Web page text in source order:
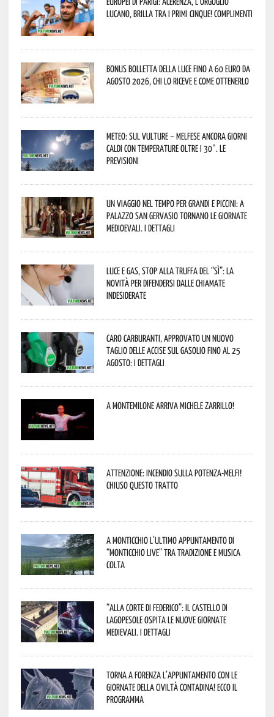
lucano, brilla tra i primi cinque! Complimenti
Bonus bolletta della luce fino a 60 euro da
agosto 2026, chi lo riceve e come ottenerlo
Meteo: sul Vulture – melfese ancora giorni
caldi con temperature oltre i 30°. Le
previsioni
Un viaggio nel tempo per grandi e piccini: a
Palazzo San Gervasio tornano le Giornate
Medioevali. I dettagli
Luce e gas, stop alla truffa del “Sì”: la
novità per difendersi dalle chiamate
indesiderate
Caro carburanti, approvato un nuovo
taglio delle accise sul gasolio fino al 25
agosto: i dettagli
A Montemilone arriva Michele Zarrillo!
Attenzione: incendio sulla Potenza-Melfi!
Chiuso questo tratto
A Monticchio l’ultimo appuntamento di
“Monticchio Live” tra tradizione e musica
colta
“Alla corte di Federico”: il Castello di
Lagopesole ospita le nuove Giornate
Medievali. I dettagli
Torna a Forenza l’appuntamento con le
Giornate della Civiltà Contadina! Ecco il
programma